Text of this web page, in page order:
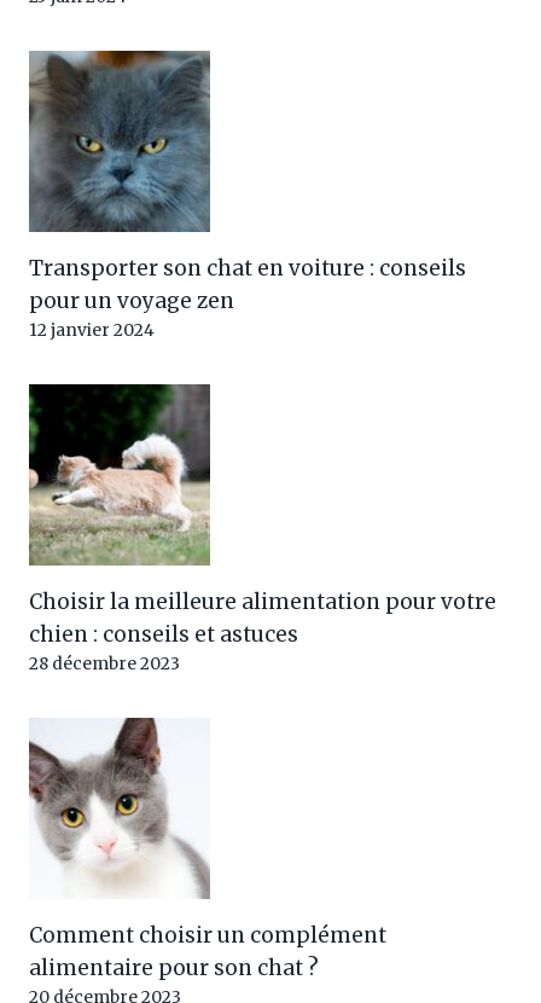
Transporter son chat en voiture : conseils
pour un voyage zen
12 janvier 2024
Choisir la meilleure alimentation pour votre
chien : conseils et astuces
28 décembre 2023
Comment choisir un complément
alimentaire pour son chat ?
20 décembre 2023